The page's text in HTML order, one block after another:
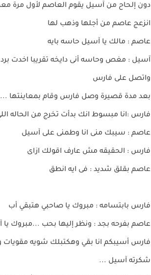
دون إلحاح من آسيل يقوم العاصم لأول مرة
انزعج عاصم من أجلها وذهب لها
عاصم : مالك يا آسيل حاسه بايه
آسيل : مغص وحاسه أنى دايخه تقريبا اخدت
واتصل على فارس
بعد مدة قصيرة وصل فارس وقام بمعاينتها ...
فارس :انا مبسوط انك بدأت تخرج من الحاله
عاصم : سيبك منى انا وطمنى على آسيل
فارس : الحقيقه مش عارف اقولك ازاى
عاصم بقلق شديد : فى ايه انطق
فارس بابتسامه : مبروك يا صاحبي هتبقي أب
عاصم بفرحه بجد : ونظر إليها بحب ...مبروك
فارس أسيبكم انا بقي وهكتبلك شويه مقويات
شكرته آسيل ...